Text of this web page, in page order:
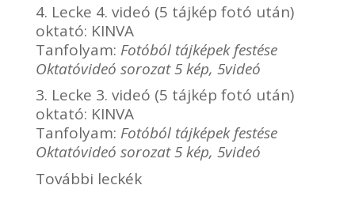
4. Lecke 4. videó (5 tájkép fotó után)
oktató: KINVA
Tanfolyam: Fotóból tájképek festése
Oktatóvideó sorozat 5 kép, 5videó
3. Lecke 3. videó (5 tájkép fotó után)
oktató: KINVA
Tanfolyam: Fotóból tájképek festése
Oktatóvideó sorozat 5 kép, 5videó
További leckék